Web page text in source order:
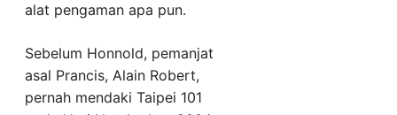
alat pengaman apa pun.
Sebelum Honnold, pemanjat
asal Prancis, Alain Robert,
pernah mendaki Taipei 101